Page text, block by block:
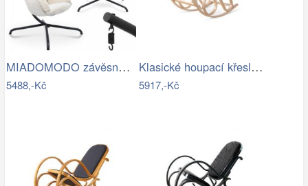
MIADOMODO závěsné houpací křeslo béžové…
5488,-Kč
Klasické houpací křeslo - AT
5917,-Kč